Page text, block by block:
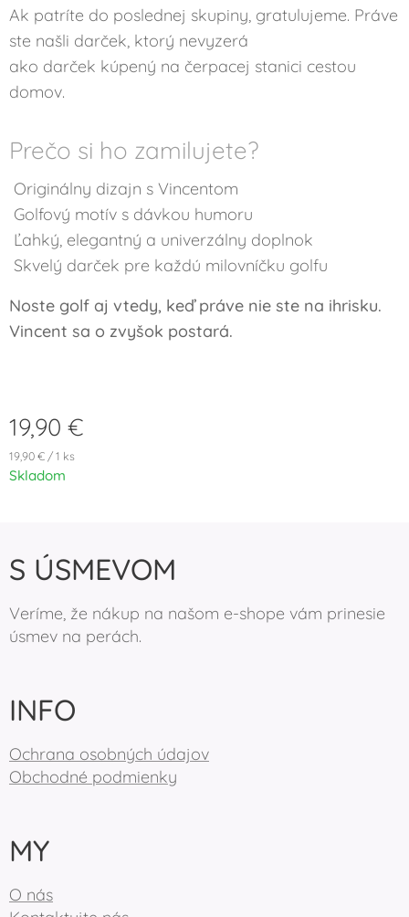
Ak patríte do poslednej skupiny, gratulujeme. Práve
ste našli darček, ktorý nevyzerá
ako darček kúpený na čerpacej stanici cestou
domov.
Prečo si ho zamilujete?
Originálny dizajn s Vincentom
Golfový motív s dávkou humoru
Ľahký, elegantný a univerzálny doplnok
Skvelý darček pre každú milovníčku golfu
Noste golf aj vtedy, keď práve nie ste na ihrisku.
Vincent sa o zvyšok postará.
19,90 €
19,90 € / 1 ks
Skladom
S ÚSMEVOM
Veríme, že nákup na našom e-shope vám prinesie
úsmev na perách.
INFO
Ochrana osobných údajov
Obchodné podmienky
MY
O nás